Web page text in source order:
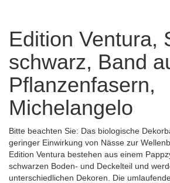
Edition Ventura,
schwarz, Band
Pflanzenfasern,
Michelangelo
Bitte beachten Sie: Das biologische
geringer Einwirkung von Nässe zur
Edition Ventura bestehen aus einem
schwarzen Boden- und Deckelteil und
unterschiedlichen Dekoren. Die